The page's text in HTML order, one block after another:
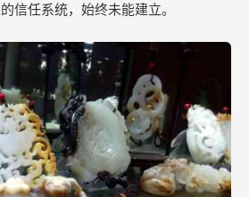
信任系统，始终未能建立。